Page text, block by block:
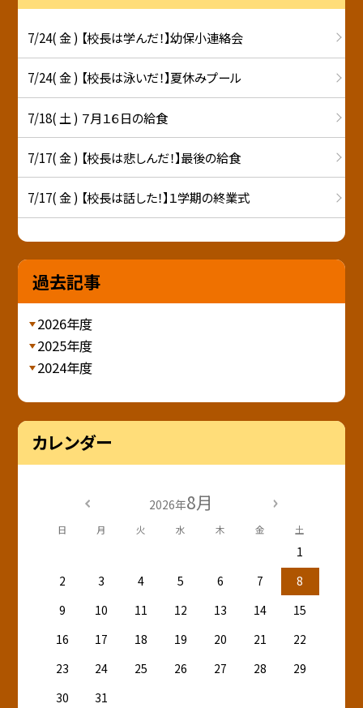
7/24( 金 ) 【校長は学んだ！】幼保小連絡会
7/24( 金 ) 【校長は泳いだ！】夏休みプール
7/18( 土 ) ７月１６日の給食
7/17( 金 ) 【校長は悲しんだ！】最後の給食
7/17( 金 ) 【校長は話した！】１学期の終業式
過去記事
2026年度
2025年度
2024年度
カレンダー
2026年8月
日 月 火 水 木 金 土
1
2
3 4 5 6 7
8
9
10 11 12 13 14
15
16
17 18 19 20 21
22
23
24 25 26 27 28
29
30
31